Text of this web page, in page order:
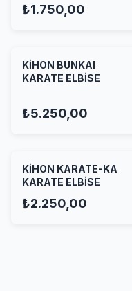
₺1.750,00
KİHON BUNKAI
KARATE ELBİSE
₺5.250,00
KİHON KARATE-KA
KARATE ELBİSE
₺2.250,00